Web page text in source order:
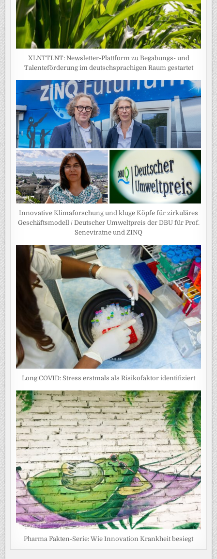
XLNTTLNT: Newsletter-Plattform zu Begabungs- und
Talenteförderung im deutschsprachigen Raum gestartet
Innovative Klimaforschung und kluge Köpfe für zirkuläres
Geschäftsmodell / Deutscher Umweltpreis der DBU für Prof.
Seneviratne und ZINQ
Long COVID: Stress erstmals als Risikofaktor identifiziert
Pharma Fakten-Serie: Wie Innovation Krankheit besiegt